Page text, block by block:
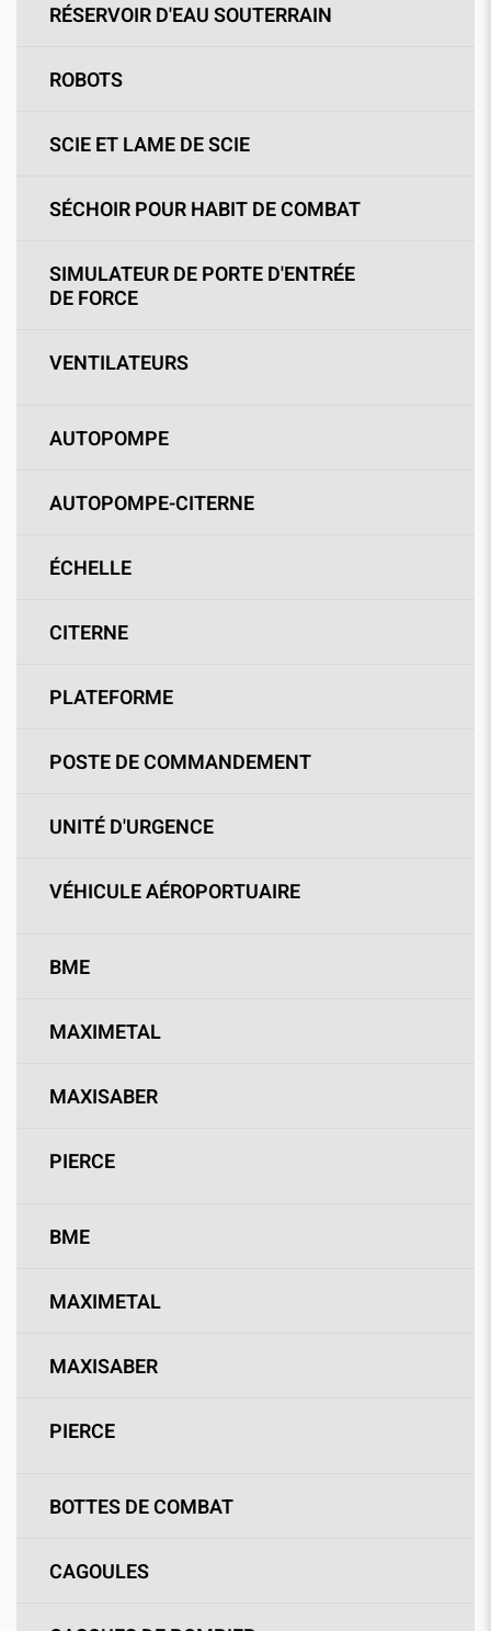
RÉSERVOIR D'EAU SOUTERRAIN
ROBOTS
SCIE ET LAME DE SCIE
SÉCHOIR POUR HABIT DE COMBAT
SIMULATEUR DE PORTE D'ENTRÉE
DE FORCE
VENTILATEURS
AUTOPOMPE
AUTOPOMPE-CITERNE
ÉCHELLE
CITERNE
PLATEFORME
POSTE DE COMMANDEMENT
UNITÉ D'URGENCE
VÉHICULE AÉROPORTUAIRE
BME
MAXIMETAL
MAXISABER
PIERCE
BME
MAXIMETAL
MAXISABER
PIERCE
BOTTES DE COMBAT
CAGOULES